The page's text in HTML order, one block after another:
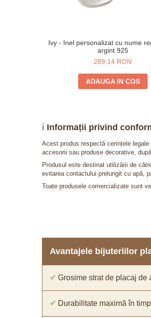
Ivy - Inel personalizat cu nume
argint 925
289,14 RON
ADAUGA IN COS
ℹ️ Informații privind
Acest produs respectă cerințele
accesorii sau produse decorative,
Produsul este destinat utilizării de
evitarea contactului prelungit cu apă,
Toate produsele comercializate sunt
Avantajele bijuteriilor
✔ Grosime strat de placaj de
✔ Durabilitate maximă în timp